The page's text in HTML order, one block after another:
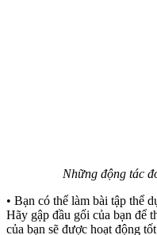
Những động tác
• Bạn có thể làm bài tập thể
Hãy gập đầu gối của bạn để
của bạn sẽ được hoạt động